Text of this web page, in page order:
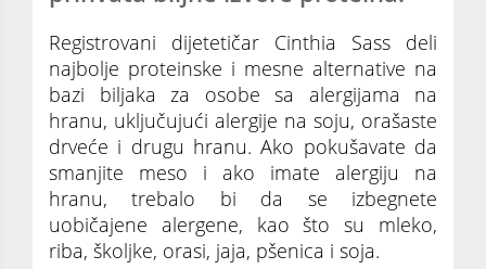
Registrovani dijetetičar Cinthia Sass deli
najbolje proteinske i mesne alternative na
bazi biljaka za osobe sa alergijama na
hranu, uključujući alergije na soju, orašaste
drveće i drugu hranu. Ako pokušavate da
smanjite meso i ako imate alergiju na
hranu, trebalo bi da se izbegnete
uobičajene alergene, kao što su mleko,
riba, školjke, orasi, jaja, pšenica i soja.